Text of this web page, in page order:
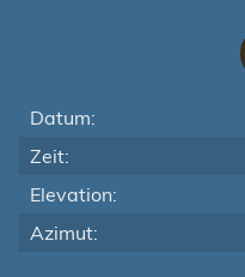
Datum:
Zeit:
Elevation:
Azimut: